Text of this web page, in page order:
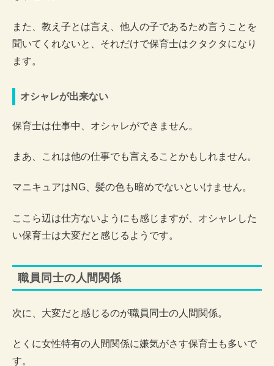
また、教え子とは言え、他人の子であるため言うことを
聞いてくれないと、それだけで保育士はクタクタになり
ます。
オシャレが出来ない
保育士は仕事中、オシャレができません。
まあ、これは他の仕事でも言えることかもしれません。
マニキュアはNG、髪の色も暗めでないといけません。
ここら辺は仕方ないようにも感じますが、オシャレした
い保育士は大変だと感じるようです。
職員同士の人間関係
次に、大変だと感じるのが職員同士の人間関係。
とくに女性特有の人間関係に嫌気がさす保育士も多いで
す。